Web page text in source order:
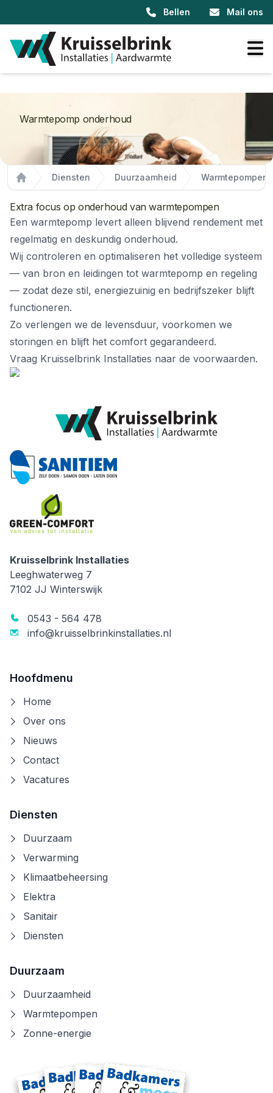
Bellen Mail ons
Warmtepomp onderhoud
Home
Diensten Duurzaamheid Warmtepompen
Extra focus op onderhoud van warmtepompen
Een warmtepomp levert alleen blijvend rendement met
regelmatig en deskundig onderhoud.
Wij controleren en optimaliseren het volledige systeem
— van bron en leidingen tot warmtepomp en regeling
— zodat deze stil, energiezuinig en bedrijfszeker blijft
functioneren.
Zo verlengen we de levensduur, voorkomen we
storingen en blijft het comfort gegarandeerd.
Vraag Kruisselbrink Installaties naar de voorwaarden.
Kruisselbrink Installaties
Kruisselbrink Installaties
Leeghwaterweg 7
7102 JJ Winterswijk
0543 - 564 478
info@kruisselbrinkinstallaties.nl
Hoofdmenu
Home
Over ons
Nieuws
Contact
Vacatures
Diensten
Duurzaam
Verwarming
Klimaatbeheersing
Elektra
Sanitair
Diensten
Duurzaam
Duurzaamheid
Warmtepompen
Zonne-energie